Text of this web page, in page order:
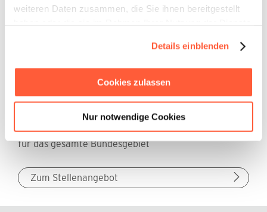
weiteren Daten zusammen, die Sie ihnen bereitgestellt
Details einblenden
Cookies zulassen
Nur notwendige Cookies
Vertriebsspezialist Beatmung (m/w/d)
für das gesamte Bundesgebiet
Zum Stellenangebot